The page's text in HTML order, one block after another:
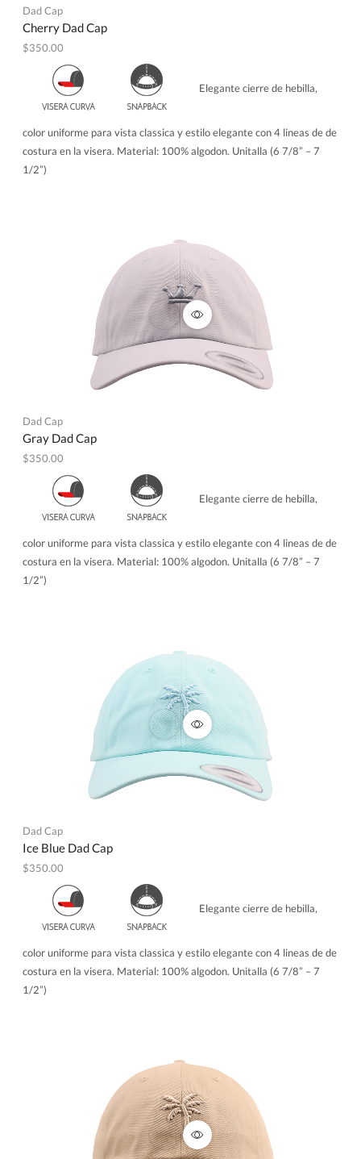
Dad Cap
Cherry Dad Cap
$350.00
Elegante cierre de hebilla,
color uniforme para vista classica y estilo elegante con 4 lineas de de
costura en la visera. Material: 100% algodon. Unitalla (6 7/8” – 7
1/2”)
Dad Cap
Gray Dad Cap
$350.00
Elegante cierre de hebilla,
color uniforme para vista classica y estilo elegante con 4 lineas de de
costura en la visera. Material: 100% algodon. Unitalla (6 7/8” – 7
1/2”)
Dad Cap
Ice Blue Dad Cap
$350.00
Elegante cierre de hebilla,
color uniforme para vista classica y estilo elegante con 4 lineas de de
costura en la visera. Material: 100% algodon. Unitalla (6 7/8” – 7
1/2”)